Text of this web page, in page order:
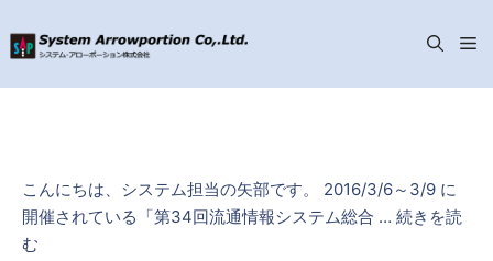
コ
メ
こんにちは、システム担当の矢部です。 2016/3/6～3/9 に
開催されている「第34回流通情報システム総合 … 続きを読
む